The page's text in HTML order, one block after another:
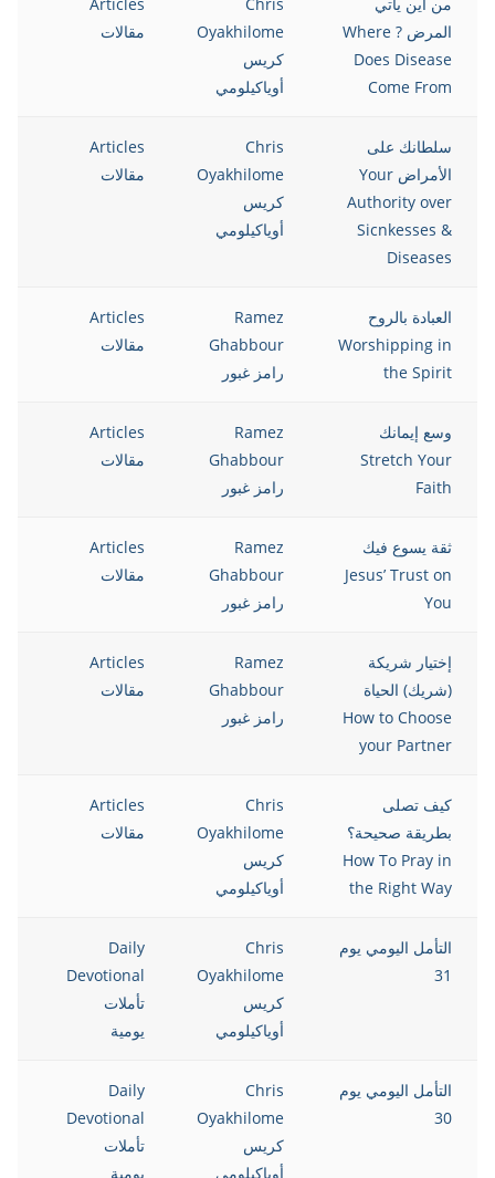
من أين يأتي
المرض ? Where
Does Disease
Come From
Chris
Oyakhilome
كريس
أوياكيلومي
Articles
مقالات
سلطانك على
الأمراض Your
Authority over
Sicnkesses &
Diseases
Chris
Oyakhilome
كريس
أوياكيلومي
Articles
مقالات
العبادة بالروح
Worshipping in
the Spirit
Ramez
Ghabbour
رامز غبور
Articles
مقالات
وسع إيمانك
Stretch Your
Faith
Ramez
Ghabbour
رامز غبور
Articles
مقالات
ثقة يسوع فيك
Jesus’ Trust on
You
Ramez
Ghabbour
رامز غبور
Articles
مقالات
إختيار شريكة
(شريك) الحياة
How to Choose
your Partner
Ramez
Ghabbour
رامز غبور
Articles
مقالات
كيف تصلى
بطريقة صحيحة؟
How To Pray in
the Right Way
Chris
Oyakhilome
كريس
أوياكيلومي
Articles
مقالات
التأمل اليومي يوم
31
Chris
Oyakhilome
كريس
أوياكيلومي
Daily
Devotional
تأملات
يومية
التأمل اليومي يوم
30
Chris
Oyakhilome
كريس
أوياكيلومي
Daily
Devotional
تأملات
يومية